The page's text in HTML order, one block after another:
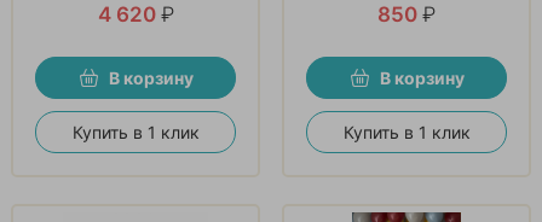
4 620 ₽
В корзину
Купить в 1 клик
850 ₽
В корзину
Купить в 1 клик